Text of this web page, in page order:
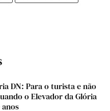
DN: Para o turista e não
o Elevador da Glória
anos